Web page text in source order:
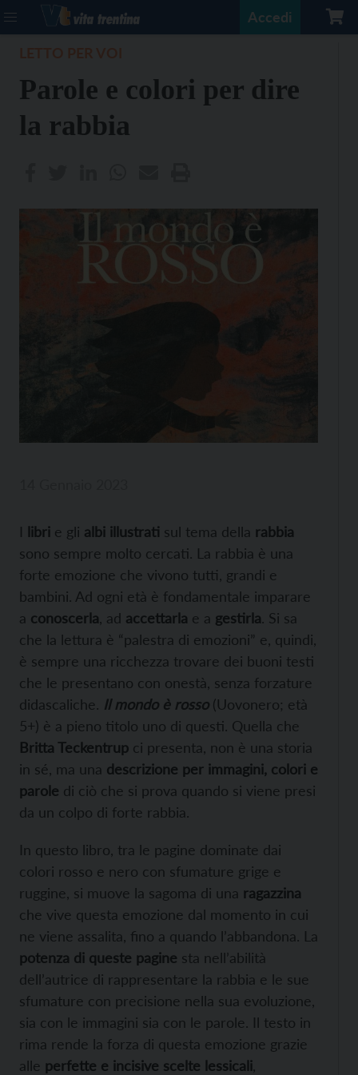
Accedi
Parole e colori per dire
la rabbia
I libri e gli albi illustrati sul tema della rabbia
sono sempre molto cercati. La rabbia è una
forte emozione che vivono tutti, grandi e
bambini. Ad ogni età è fondamentale imparare
a conoscerla , ad accettarla e a gestirla. Si sa
che la lettura è “palestra di emozioni” e, quindi,
è sempre una ricchezza trovare dei buoni testi
che le presentano con onestà, senza forzature
didascaliche. Il mondo è rosso(Uovonero; età
5+) è a pieno titolo uno di questi. Quella che
Britta Teckentrup ci presenta, non è una storia
in sé, ma una descrizione per immagini, colori e
parole di ciò che si prova quando si viene presi
da un colpo di forte rabbia.
In questo libro, tra le pagine dominate dai
colori rosso e nero con sfumature grige e
ruggine, si muove la sagoma di una ragazzina
che vive questa emozione dal momento in cui
ne viene assalita, fino a quando l’abbandona. La
potenza di queste pagine sta nell’abilità
dell’autrice di rappresentare la rabbia e le sue
sfumature con precisione nella sua evoluzione,
sia con le immagini sia con le parole. Il testo in
rima rende la forza di questa emozione grazie
alle perfette e incisive scelte lessicali